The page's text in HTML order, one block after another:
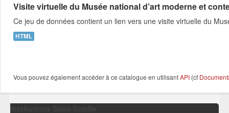
Visite virtuelle du Musée national d’art moderne et
Ce jeu de données contient un lien vers une visite virtuelle du
HTML
Vous pouvez également accéder à ce catalogue en utilisantAPI (cf